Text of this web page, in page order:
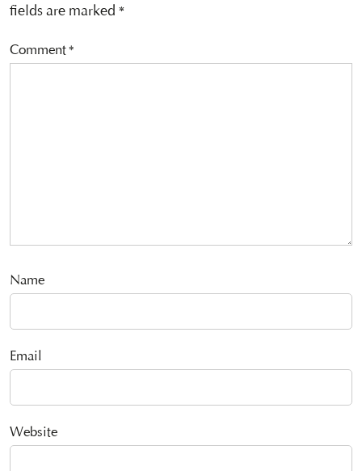
fields are marked *
Comment*
Name
Email
Website